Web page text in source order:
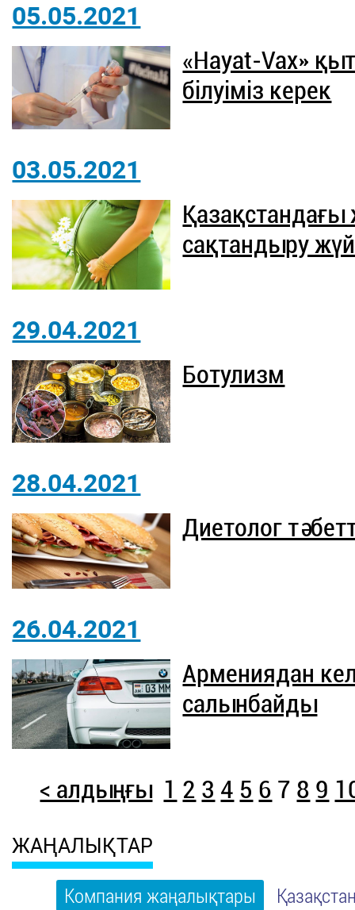
05.05.2021
«Hayat-Vax»
білуіміз керек
03.05.2021
сақтандыру
29.04.2021
Ботулизм
28.04.2021
Диетолог
26.04.2021
Армениядан
салынбайды
< алдыңғы 1 2 3 4 5 6 7 8 9
ЖАҢАЛЫҚТАР
Компания жаңалықтары